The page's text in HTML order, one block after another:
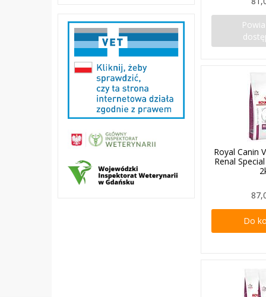
Royal Canin
Renal
Do